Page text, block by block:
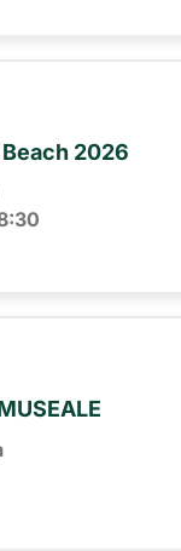
2026